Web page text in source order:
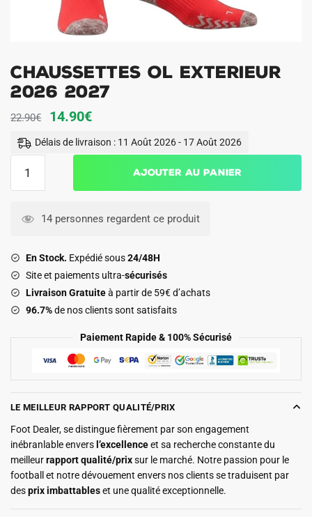
Chaussettes OL Exterieur
2026 2027
22.90€
Le
prix
initial
22.90€.
14.90€Le
prix
actuel
14.90€.
Délais de livraison : 11 Août 2026 - 17 Août 2026
2027
Ajouter au panier
14 personnes regardent ce produit
En Stock. Expédié sous24/48H
Site et paiements ultra-sécurisés
Livraison Gratuiteà partir de 59€ d’achats
96.7%de nos clients sont satisfaits
Paiement Rapide & 100% Sécurisé
LE MEILLEUR RAPPORT QUALITÉ/PRIX
Foot Dealer, se distingue fièrement par son engagement
inébranlable envers l’excellenceet sa recherche constante du
meilleurrapport qualité/prixsur le marché. Notre passion pour le
football et notre dévouement envers nos clients se traduisent par
desprix imbattableset une qualité exceptionnelle.